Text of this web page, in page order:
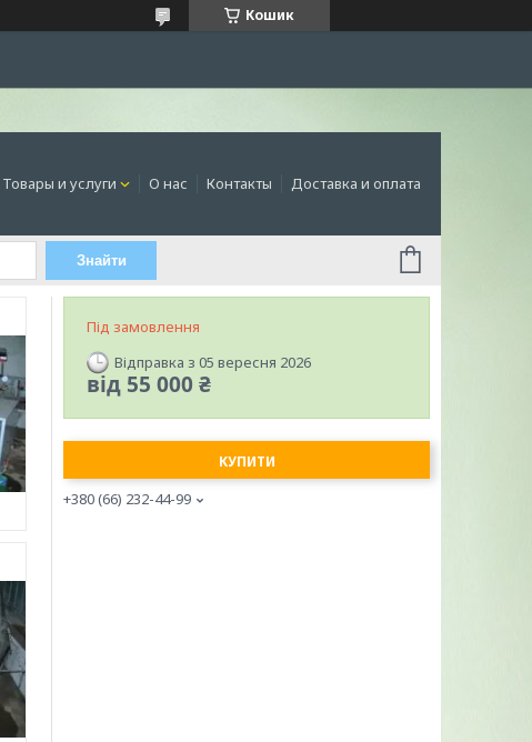
Кошик
Товары и услуги О нас Контакты Доставка и оплата
Знайти
Під замовлення
Відправка з 05 вересня 2026
від 55 000 ₴
КУПИТИ
+380 (66) 232-44-99